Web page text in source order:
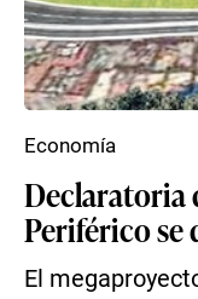
Declaratoria
Periférico se
El
Economía